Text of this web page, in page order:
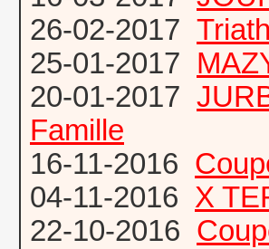
26-02-2017
25-01-2017
20-01-2017
Famille
16-11-2016
04-11-2016 X
22-10-2016